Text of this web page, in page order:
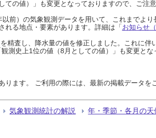
の値）」も変更となっておりますので、ご注
前）の気象観測データを用いて、これまでよ
れる地点・要素があります。詳細は「お知らせ
精査し、降水量の値を修正しました。これに伴
測史上1位の値（8月としての値）」も変更と
ます。 ご利用の際には、最新の掲載データを
気象観測統計の解説 年・季節・各月の天